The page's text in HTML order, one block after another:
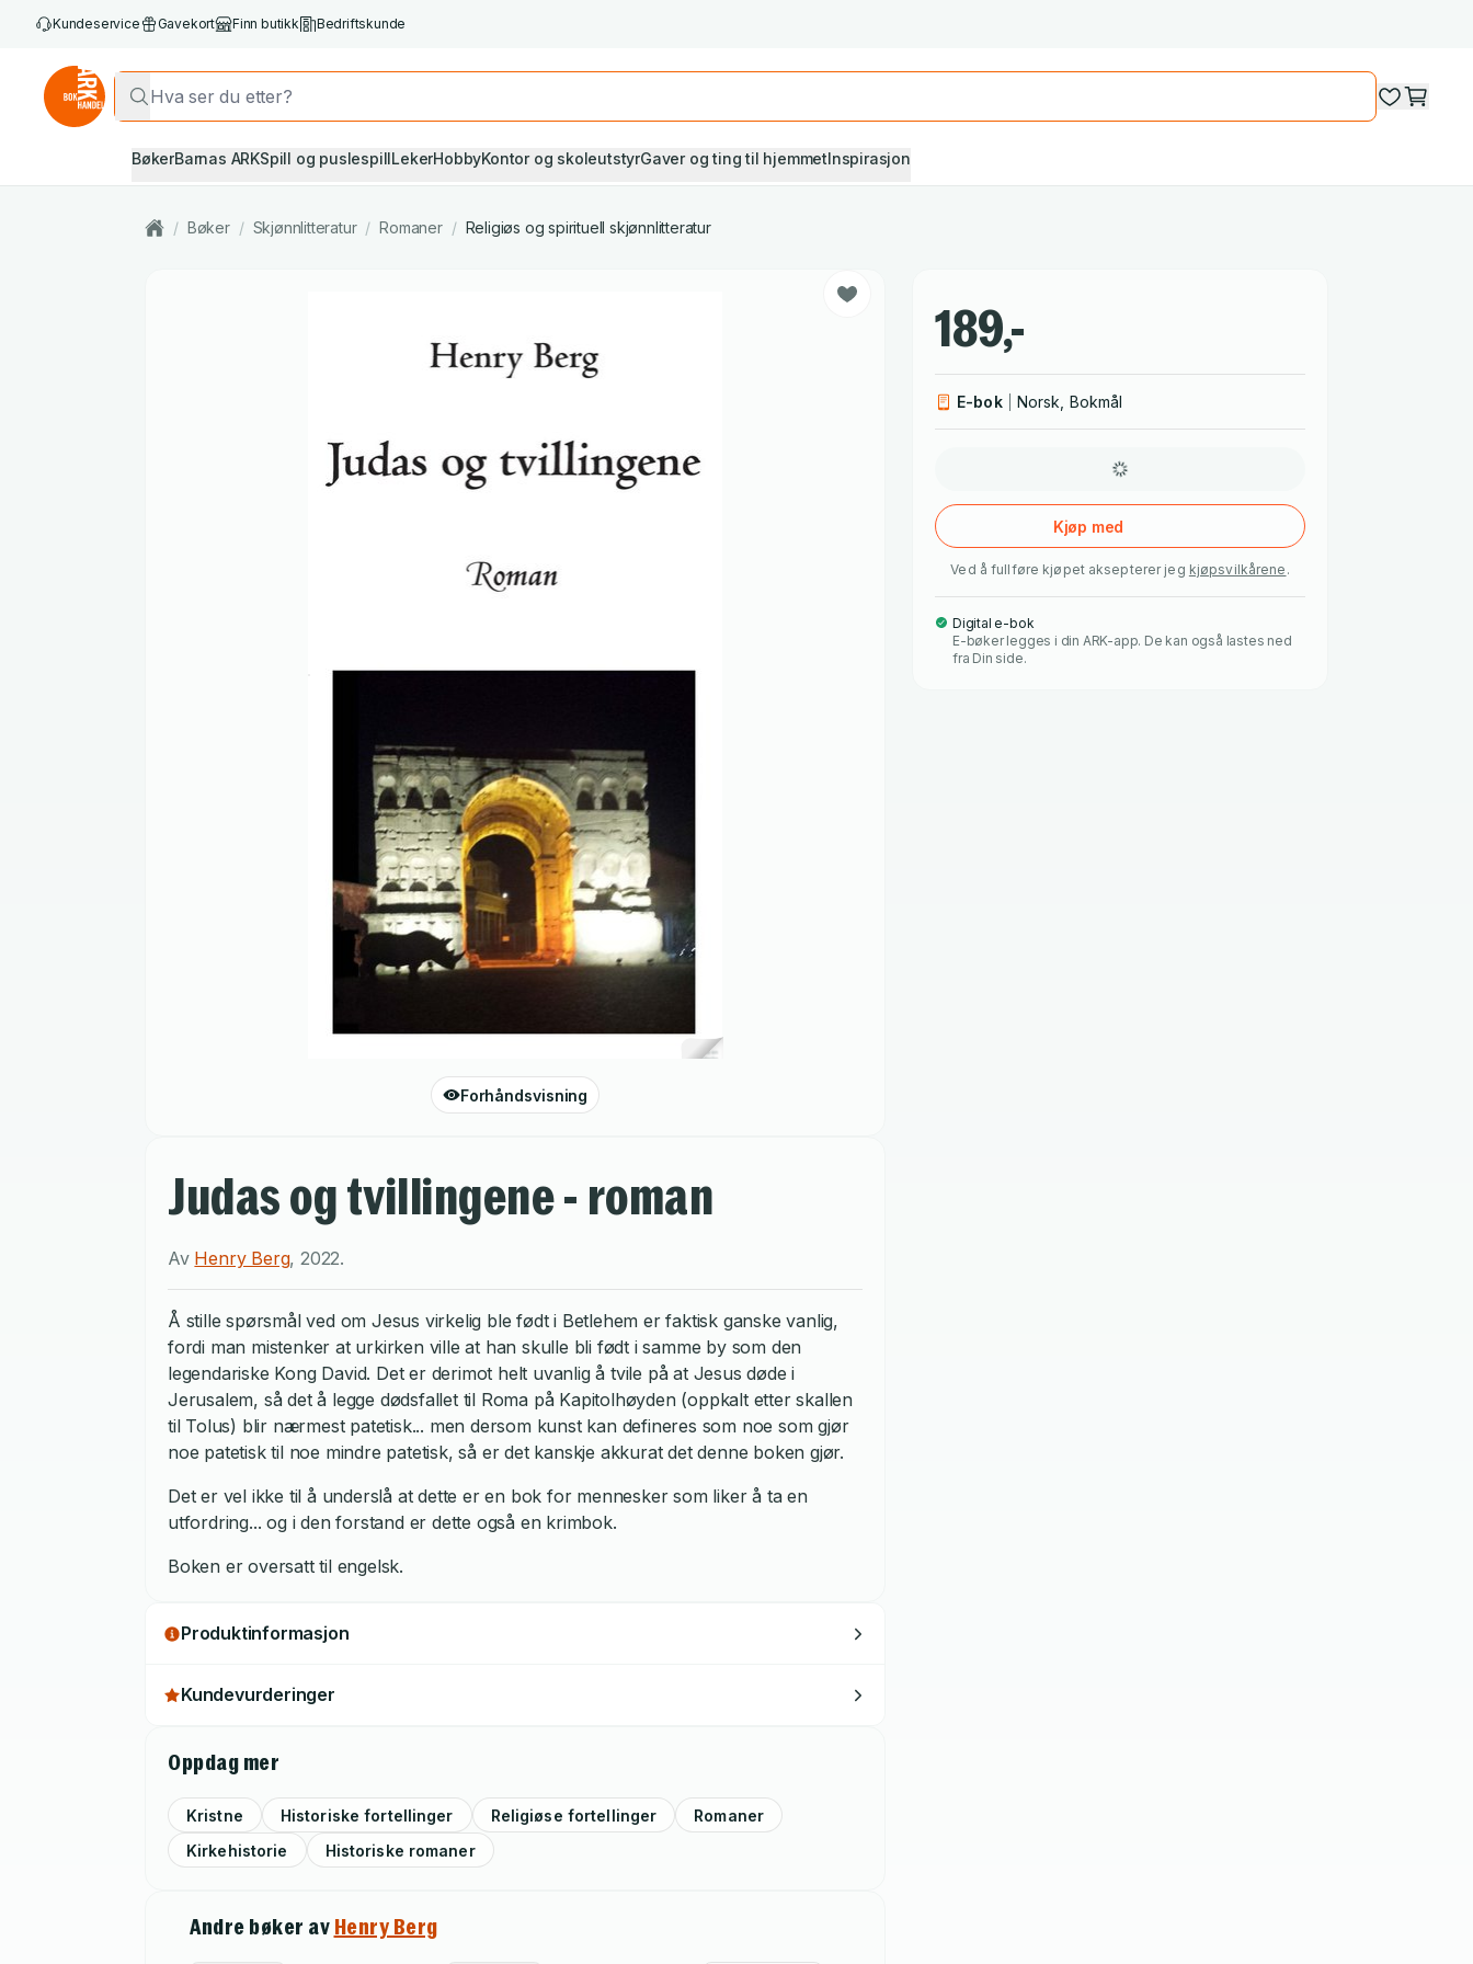
Kundeservice Gavekort Finn butikk Bedriftskunde
BøkerBarnas ARKSpill og puslespillLekerHobbyKontor og skoleutstyrGaver og ting til hjemmetInspirasjon
/ Bøker / Skjønnlitteratur / Romaner / Religiøs og spirituell skjønnlitteratur
Forhåndsvisning
Judas og tvillingene - roman
Av Henry Berg,2022.
Å stille spørsmål ved om Jesus virkelig ble født i Betlehem er faktisk ganske vanlig,
fordi man mistenker at urkirken ville at han skulle bli født i samme by som den
legendariske Kong David. Det er derimot helt uvanlig å tvile på at Jesus døde i
Jerusalem, så det å legge dødsfallet til Roma på Kapitolhøyden (oppkalt etter skallen
til Tolus) blir nærmest patetisk... men dersom kunst kan defineres som noe som gjør
noe patetisk til noe mindre patetisk, så er det kanskje akkurat det denne boken gjør.
Det er vel ikke til å underslå at dette er en bok for mennesker som liker å ta en
utfordring... og i den forstand er dette også en krimbok.
Boken er oversatt til engelsk.
Produktinformasjon
Kundevurderinger
Oppdag mer
Kristne Historiske fortellinger Religiøse fortellinger
Romaner
Kirkehistorie
Historiske romaner
Andre bøker av Henry Berg
189,-
E-bok Norsk, Bokmål
Kjøp med
Ved å fullføre kjøpet aksepterer jeg kjøpsvilkårene .
Digital e-bok
E-bøker legges i din ARK-app. De kan også lastes ned
fra Din side.